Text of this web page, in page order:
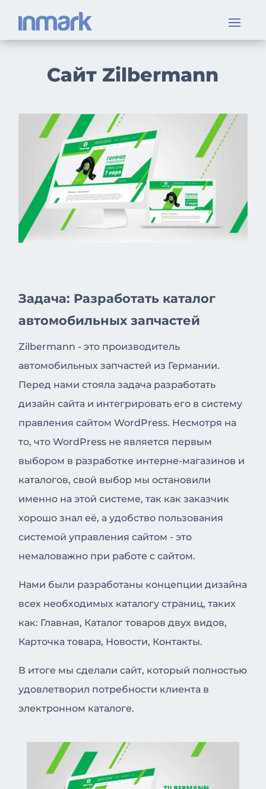
Сайт Zilbermann
Задача: Разработать каталог
автомобильных запчастей
Zilbermann - это производитель
автомобильных запчастей из Германии.
Перед нами стояла задача разработать
дизайн сайта и интегрировать его в систему
правления сайтом WordPress. Несмотря на
то, что WordPress не является первым
выбором в разработке интерне-магазинов и
каталогов, свой выбор мы остановили
именно на этой системе, так как заказчик
хорошо знал её, а удобство пользования
системой управления сайтом - это
немаловажно при работе с сайтом.
Нами были разработаны концепции дизайна
всех необходимых каталогу страниц, таких
как: Главная, Каталог товаров двух видов,
Карточка товара, Новости, Контакты.
В итоге мы сделали сайт, который полностью
удовлетворил потребности клиента в
электронном каталоге.